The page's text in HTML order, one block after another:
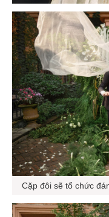
Cặp đôi sẽ tổ chức